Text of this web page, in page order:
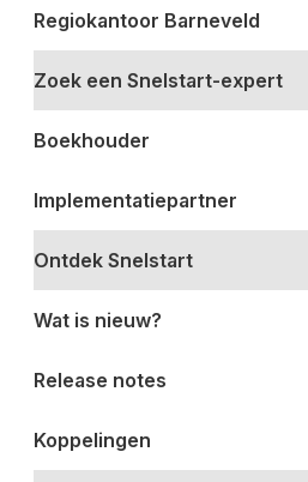
Regiokantoor Barneveld
Zoek een Snelstart-expert
Boekhouder
Implementatiepartner
Ontdek Snelstart
Wat is nieuw?
Release notes
Koppelingen